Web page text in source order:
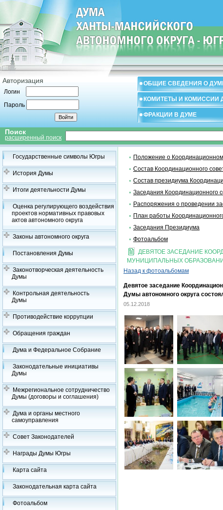
Авторизация
Логин
Пароль
ОБЩИЕ СВЕДЕНИЯ О
КОМИТЕТЫ И КОМИССИИ
ФРАКЦИИ В ДУМЕ
Поиск
расширенный поиск
Государственные символы Югры
История Думы
Итоги деятельности Думы
Оценка регулирующего воздействия
проектов нормативных правовых
актов автономного округа
Законы автономного округа
Постановления Думы
Законотворческая деятельность
Думы
Контрольная деятельность
Думы
Противодействие коррупции
Обращения граждан
Дума и Федеральное Собрание
Законодательные инициативы
Думы
Межрегиональное сотрудничество
Думы (договоры и соглашения)
Дума и органы местного
самоуправления
Совет Законодателей
Награды Думы Югры
Карта сайта
Законодательная карта сайта
Фотоальбом
Положение о
Состав Координационного
Состав президиума
Заседания Координационного
Распоряжения о проведении
План работы
Заседания Президиума
Фотоальбом
ДЕВЯТОЕ ЗАСЕДАНИЕ
МУНИЦИПАЛЬНЫХ
Назад к фотоальбомам
Девятое заседание
Думы автономного округа
05.12.2018